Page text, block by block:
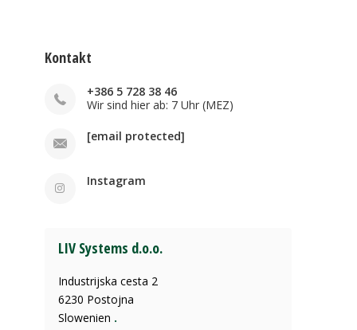
Kontakt
+386 5 728 38 46
Wir sind hier ab: 7 Uhr (MEZ)
[email protected]
Instagram
LIV Systems d.o.o.
Industrijska cesta 2
6230 Postojna
Slowenien .